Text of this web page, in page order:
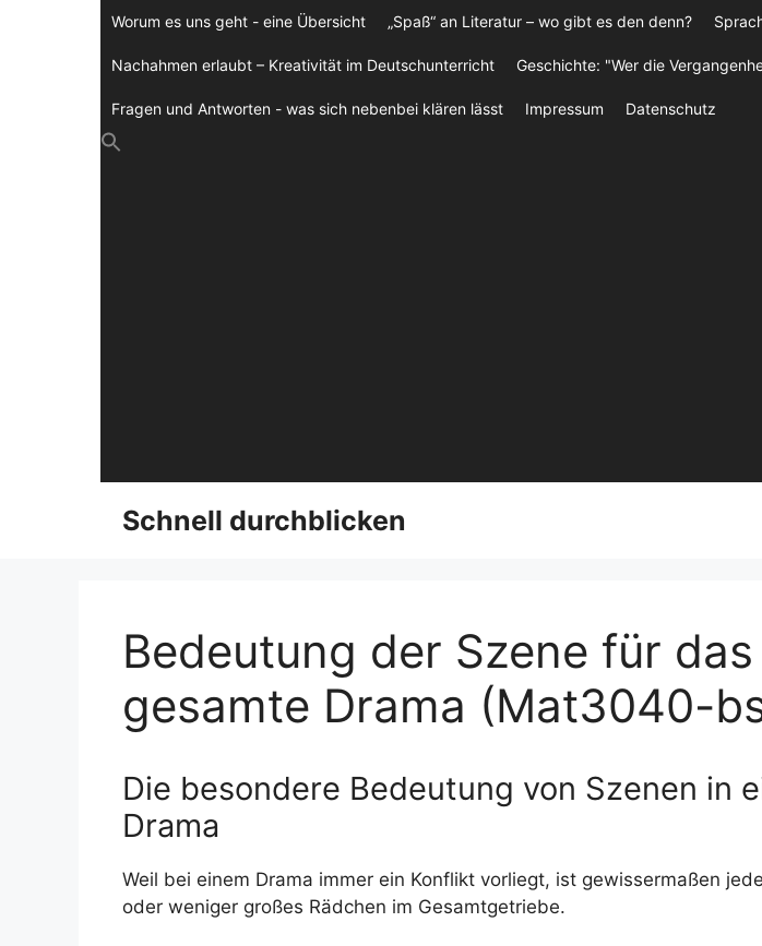
Worum es uns geht - eine Übersicht „Spaß“ an Literatur – wo gibt es den denn?
Nachahmen erlaubt – Kreativität im Deutschunterricht Geschichte: "Wer die
Fragen und Antworten - was sich nebenbei klären lässt Impressum Datenschutz
Schnell durchblicken
Bedeutung der Szene für das
gesamte Drama (Mat3040-
Die besondere Bedeutung von Szenen in
Drama
Weil bei einem Drama immer ein Konflikt vorliegt, ist gewissermaßen
oder weniger großes Rädchen im Gesamtgetriebe.